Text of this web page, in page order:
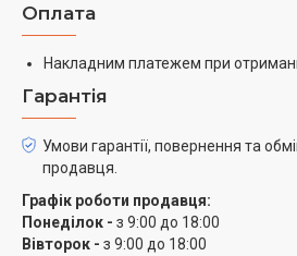
Оплата
Накладним платежем при
Гарантія
Умови гарантії, повернення та
продавця.
Графік роботи продавця:
Понеділок - з 9:00 до 18:00
Вівторок - з 9:00 до 18:00